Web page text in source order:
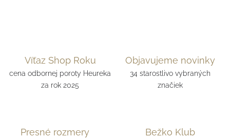
Víťaz Shop Roku
cena odbornej poroty Heureka
za rok 2025
Objavujeme novinky
34 starostlivo vybraných
značiek
Presné rozmery Bežko Klub